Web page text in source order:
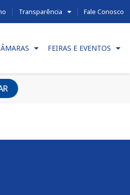
Transparência Fale Conosco
FEIRAS E EVENTOS